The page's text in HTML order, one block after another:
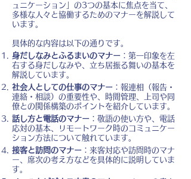
ュニケーション」の3つの基本に焦点を当て、
多様な人々と協働するためのマナーを解説して
います。
具体的な内容は以下の通りです。
身だしなみとふるまいのマナー ：第一印象を左
右する身だしなみや、立ち居振る舞いの基本を
解説しています。
社会人としての仕事のマナー ：報連相（報告・
連絡・相談）の重要性や、時間管理、上司や同
僚との関係構築のポイントを紹介しています。
話し方と電話のマナー ：敬語の使い方や、電話
応対の基本、リモートワーク時のコミュニケー
ション方法について触れています。
接客と訪問のマナー ：来客対応や訪問時のマナ
ー、席次の考え方などを具体的に説明していま
す。